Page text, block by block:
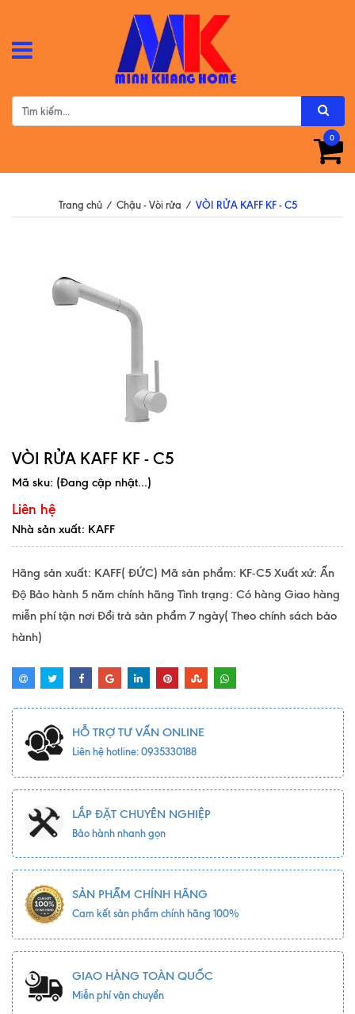
0
Trang chủ / Chậu - Vòi rửa / VÒI RỬA KAFF KF - C5
VÒI RỬA KAFF KF - C5
Mã sku: (Đang cập nhật...)
Liên hệ
Nhà sản xuất: KAFF
Hãng sản xuất: KAFF( ĐỨC) Mã sản phẩm: KF-C5 Xuất xứ: Ấn
Độ Bảo hành 5 năm chính hãng Tình trạng: Có hàng Giao hàng
miễn phí tận nơi Đổi trả sản phẩm 7 ngày( Theo chính sách bảo
hành)
HỖ TRỢ TƯ VẤN ONLINE
Liên hệ hotline: 0935330188
LẮP ĐẶT CHUYÊN NGHIỆP
Bảo hành nhanh gọn
SẢN PHẨM CHÍNH HÃNG
Cam kết sản phẩm chính hãng 100%
GIAO HÀNG TOÀN QUỐC
Miễn phí vận chuyển